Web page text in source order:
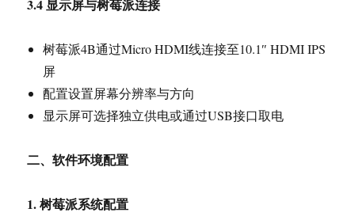
3.4显示屏与树莓派连接
树莓派4B通过Micro HDMI线连接至10.1″ HDMI IPS
屏
配置设置屏幕分辨率与方向
显示屏可选择独立供电或通过USB接口取电
二、软件环境配置
1.树莓派系统配置